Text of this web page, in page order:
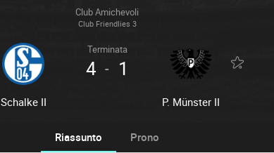
Club Amichevoli
Club Friendlies 3
Schalke II
Terminata
4 - 1
P. Münster II
Riassunto Prono